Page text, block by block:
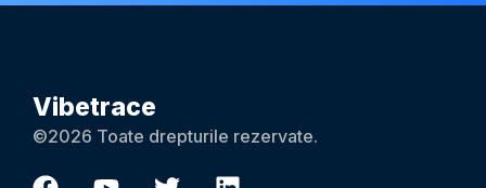
Vibetrace
©2026 Toate drepturile rezervate.